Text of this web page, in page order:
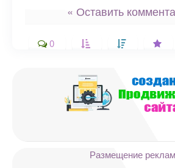
« Оставить
Ваш адрес email не будет
опубликован.
0
Размещение